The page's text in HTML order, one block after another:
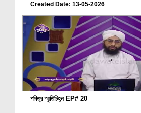
Created Date: 13-05-2026
পবিত্র স্মৃতিচিহ্ন EP# 20